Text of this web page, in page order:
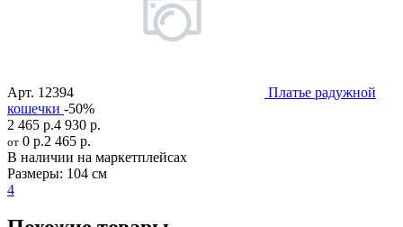
Арт. 12394
Платье радужной
кошечки -50%
2 465 р.4 930 р.
от 0 р.2 465 р.
В наличии на маркетплейсах
Размеры: 104 см
4